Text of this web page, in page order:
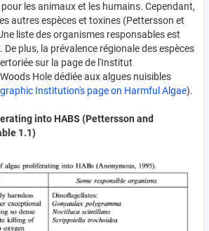
les animaux et les humains. Cependant,
autres espèces et toxines (Pettersson et
liste des organismes responsables est
De plus, la prévalence régionale des espèces
sur la page de l'Institut
Hole dédiée aux algues nuisibles
Institution's page on Harmful Algae).
into HABS (Pettersson and
1.1)